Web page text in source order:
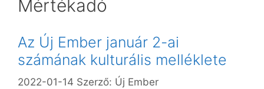
Mértékadó
Az Új Ember január 2-ai
számának kulturális melléklete
2022-01-14 Szerző: Új Ember